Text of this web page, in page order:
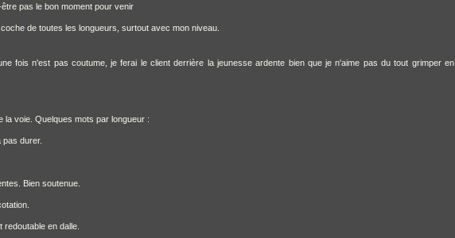
pas le bon moment pour venir
de toutes les longueurs, surtout avec mon niveau.
fois n'est pas coutume, je ferai le client derrière la jeunesse ardente bien que je n'aime pas du tout grimper en
la voie. Quelques mots par longueur :
durer.
Bien soutenue.
en dalle.